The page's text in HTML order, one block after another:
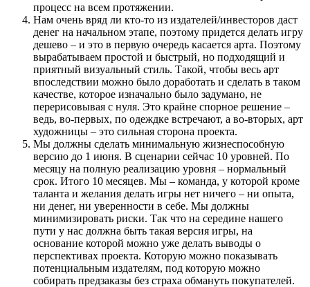
процесс на всем протяжении.
Нам очень вряд ли кто-то из издателей/инвесторов даст
денег на начальном этапе, поэтому придется делать игру
дешево – и это в первую очередь касается арта. Поэтому
вырабатываем простой и быстрый, но подходящий и
приятный визуальный стиль. Такой, чтобы весь арт
впоследствии можно было доработать и сделать в таком
качестве, которое изначально было задумано, не
перерисовывая с нуля. Это крайне спорное решение –
ведь, во-первых, по одеждке встречают, а во-вторых, арт
художницы – это сильная сторона проекта.
Мы должны сделать минимальную жизнеспособную
версию до 1 июня. В сценарии сейчас 10 уровней. По
месяцу на полную реализацию уровня – нормальный
срок. Итого 10 месяцев. Мы – команда, у которой кроме
таланта и желания делать игры нет ничего – ни опыта,
ни денег, ни уверенности в себе. Мы должны
минимизировать риски. Так что на середине нашего
пути у нас должна быть такая версия игры, на
основание которой можно уже делать выводы о
перспективах проекта. Которую можно показывать
потенциальным издателям, под которую можно
собирать предзаказы без страха обмануть покупателей.